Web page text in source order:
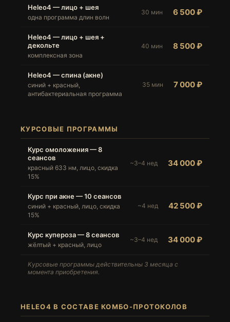
Heleo4 — лицо + шея
одна программа длин волн
30 мин 6 500 ₽
Heleo4 — лицо + шея +
декольте
комплексная зона
40 мин 8 500 ₽
Heleo4 — спина (акне)
синий + красный,
антибактериальная программа
35 мин 7 000 ₽
КУРСОВЫЕ ПРОГРАММЫ
Курс омоложения — 8
сеансов
красный 633 нм, лицо, скидка
15%
~3–4 нед 34 000 ₽
Курс при акне — 10 сеансов
синий + красный, лицо, скидка
15%
~4 нед 42 500 ₽
Курс купероза — 8 сеансов
жёлтый + красный, лицо
~3–4 нед 34 000 ₽
Курсовые программы действительны 3 месяца с
момента приобретения.
HELEO4 В СОСТАВЕ КОМБО-ПРОТОКОЛОВ